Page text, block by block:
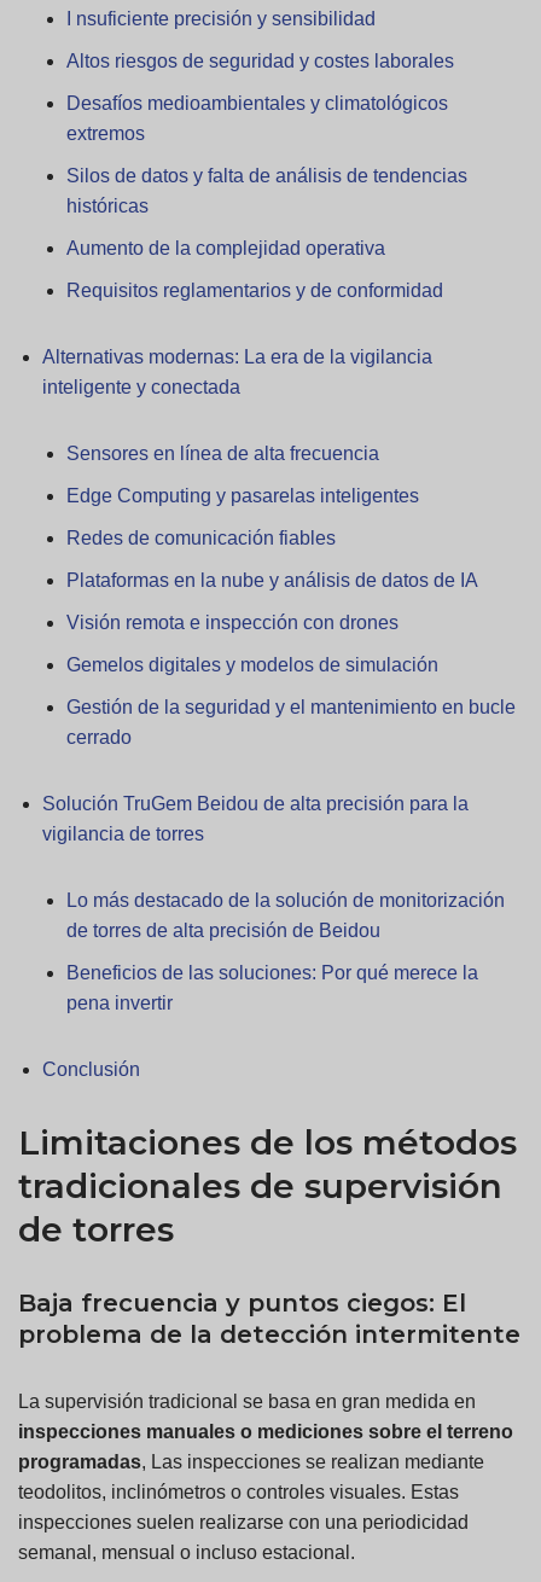
I nsuficiente precisión y sensibilidad
Altos riesgos de seguridad y costes laborales
Desafíos medioambientales y climatológicos
extremos
Silos de datos y falta de análisis de tendencias
históricas
Aumento de la complejidad operativa
Requisitos reglamentarios y de conformidad
Alternativas modernas: La era de la vigilancia
inteligente y conectada
Sensores en línea de alta frecuencia
Edge Computing y pasarelas inteligentes
Redes de comunicación fiables
Plataformas en la nube y análisis de datos de IA
Visión remota e inspección con drones
Gemelos digitales y modelos de simulación
Gestión de la seguridad y el mantenimiento en bucle
cerrado
Solución TruGem Beidou de alta precisión para la
vigilancia de torres
Lo más destacado de la solución de monitorización
de torres de alta precisión de Beidou
Beneficios de las soluciones: Por qué merece la
pena invertir
Conclusión
Limitaciones de los métodos
tradicionales de supervisión
de torres
Baja frecuencia y puntos ciegos: El
problema de la detección intermitente
La supervisión tradicional se basa en gran medida en
inspecciones manuales o mediciones sobre el terreno
programadas, Las inspecciones se realizan mediante
teodolitos, inclinómetros o controles visuales. Estas
inspecciones suelen realizarse con una periodicidad
semanal, mensual o incluso estacional.